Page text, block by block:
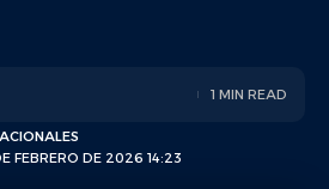
FEBRERO DE 2026 14:23
1 MIN READ